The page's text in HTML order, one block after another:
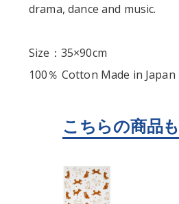
drama, dance and music.
Size：35×90cm
100％ Cotton Made in Japan